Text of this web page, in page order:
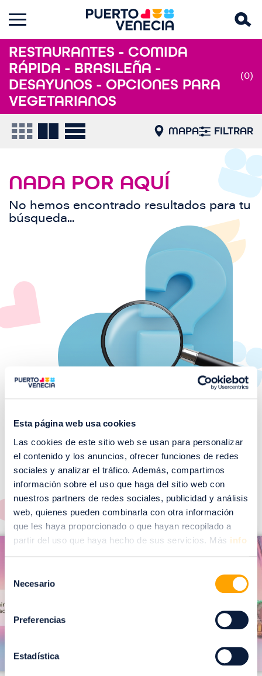
Esta página web usa cookies
Las cookies de este sitio web se usan para personalizar
el contenido y los anuncios, ofrecer funciones de redes
sociales y analizar el tráfico. Además, compartimos
información sobre el uso que haga del sitio web con
nuestros partners de redes sociales, publicidad y análisis
web, quienes pueden combinarla con otra información
que les haya proporcionado o que hayan recopilado a
partir del uso que haya hecho de sus servicios. Más info
Necesario
Preferencias
Estadística
RESTAURANTES - COMIDA
RÁPIDA - BRASILEÑA -
DESAYUNOS - OPCIONES PARA
VEGETARIANOS
(0)
MAPA FILTRAR
NADA POR AQUÍ
No hemos encontrado resultados para tu
búsqueda...
¡No te pierdas nuestros
EVENTOS!
Ver todos >
g
n
I
a
g